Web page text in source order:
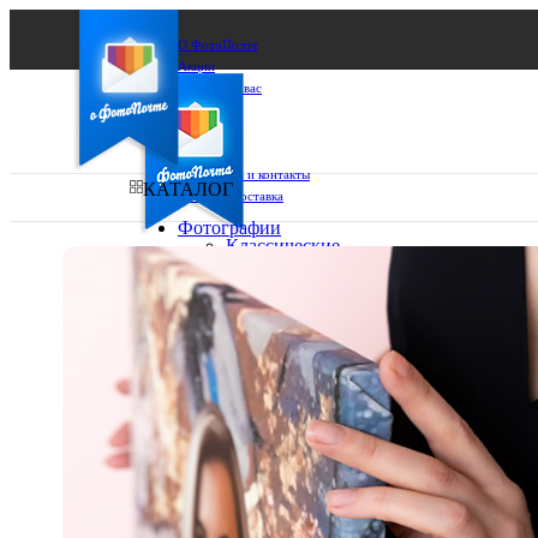
О ФотоПочте
Акции
Сделаем за вас
Бизнесу
FAQ
Франшиза
Поддержка и контакты
Оплата и доставка
Ваш город:
Ваш регион доставки
Выберите из списка:
КАТАЛОГ
Фотографии
Классические
10х15
13х18
15х15
15х20
20х20
20х30
30х30
30х40
А4
Фото